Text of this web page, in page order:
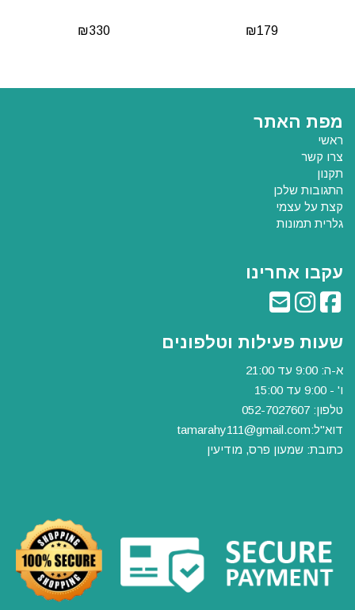
₪179
₪330
מפת האתר
ראשי
צרו קשר
תקנון
התגובות שלכן
קצת על עצמי
גלרית תמונות
עקבו אחרינו
שעות פעילות וטלפונים
א-ה: 9:00 עד 21:00
ו' - 9:00 עד 15:00
טלפון: 052-7027607
דוא"ל:tamarahy111@gmail.com
כתובת: שמעון פרס, מודיעין